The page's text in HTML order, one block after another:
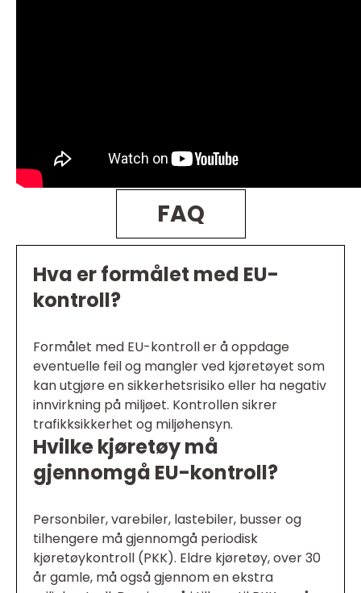
FAQ
Hva er formålet med EU-
kontroll?
Formålet med EU-kontroll er å oppdage
eventuelle feil og mangler ved kjøretøyet som
kan utgjøre en sikkerhetsrisiko eller ha negativ
innvirkning på miljøet. Kontrollen sikrer
trafikksikkerhet og miljøhensyn.
Hvilke kjøretøy må
gjennomgå EU-kontroll?
Personbiler, varebiler, lastebiler, busser og
tilhengere må gjennomgå periodisk
kjøretøykontroll (PKK). Eldre kjøretøy, over 30
år gamle, må også gjennom en ekstra